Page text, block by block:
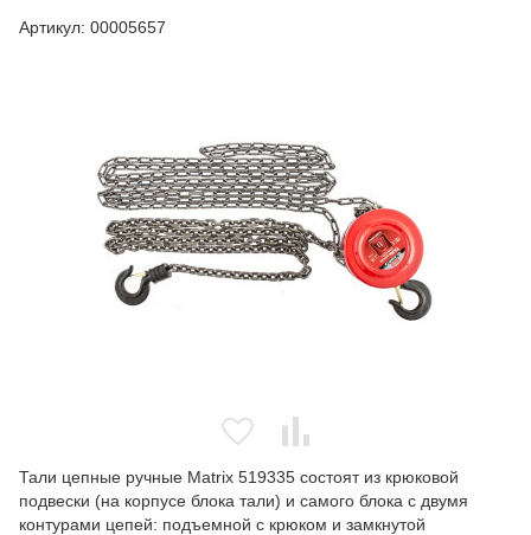
Артикул: 00005657
Тали цепные ручные Matrix 519335 состоят из крюковой
подвески (на корпусе блока тали) и самого блока с двумя
контурами цепей: подъемной с крюком и замкнутой